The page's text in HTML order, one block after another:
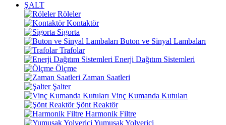
ŞALT
Röleler
Kontaktör
Sigorta
Buton ve Sinyal Lambaları
Trafolar
Enerji Dağıtım Sistemleri
Ölçme
Zaman Saatleri
Şalter
Vinç Kumanda Kutuları
Şönt Reaktör
Harmonik Filtre
Yumuşak Yolverici